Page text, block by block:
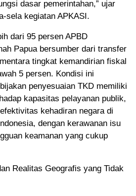
dasar pemerintahan,” ujar
sela kegiatan APKASI.
dari 95 persen APBD
Papua bersumber dari transfer
tingkat kemandirian fiskal
5 persen. Kondisi ini
penyesuaian TKD memiliki
kapasitas pelayanan publik,
kehadiran negara di
dengan kerawanan isu
keamanan yang cukup
Realitas Geografis yang Tidak